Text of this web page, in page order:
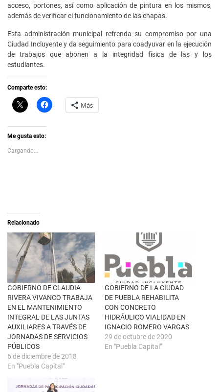
acceso, portones, así como aplicación de pintura en los mismos,
además de verificar el funcionamiento de las chapas.
Esta administración municipal refrenda su compromiso por una
Ciudad Incluyente y da seguimiento para coadyuvar en la ejecución
de trabajos que abonen a la integridad física de las y los
estudiantes.
Comparte esto:
C
l
k
t
s
h
e
b
r
e
e
n
u
n
a
v
e
n
t
a
n
a
n
u
e
v
a
)
H
a
e
n
F
a
c
e
b
o
o
k
(
S
e
a
b
r
e
e
n
a
v
e
n
t
Más
Me gusta esto:
Cargando...
Relacionado
GOBIERNO DE CLAUDIA
RIVERA VIVANCO TRABAJA
EN EL MANTENIMIENTO
INTEGRAL DE LAS JUNTAS
AUXILIARES A TRAVÉS DE
JORNADAS DE SERVICIOS
PÚBLICOS
6 de diciembre de 2018
En "Puebla Capital"
GOBIERNO DE LA CIUDAD
DE PUEBLA REHABILITA
CON CONCRETO
HIDRÁULICO VIALIDAD EN
IGNACIO ROMERO VARGAS
29 de octubre de 2020
En "Puebla Capital"